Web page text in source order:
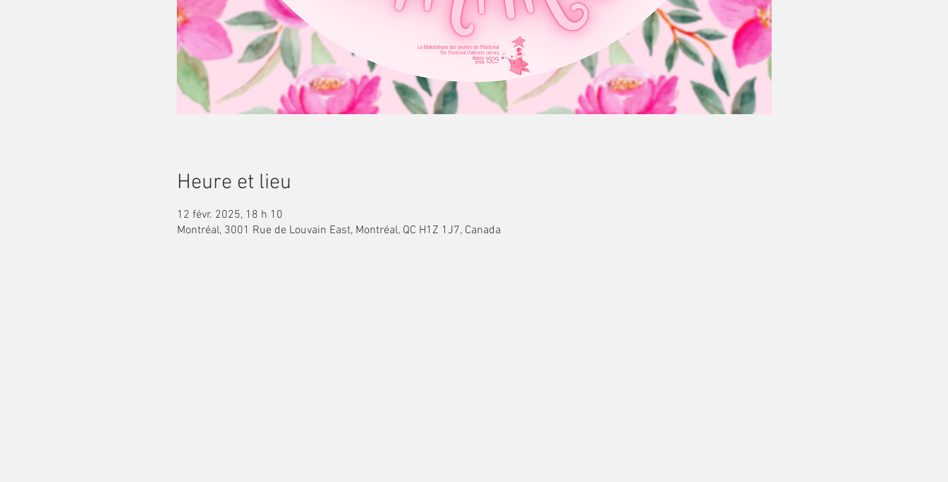
Heure et lieu
12 févr. 2025, 18 h 10
Montréal, 3001 Rue de Louvain East, Montréal, QC H1Z 1J7, Canada